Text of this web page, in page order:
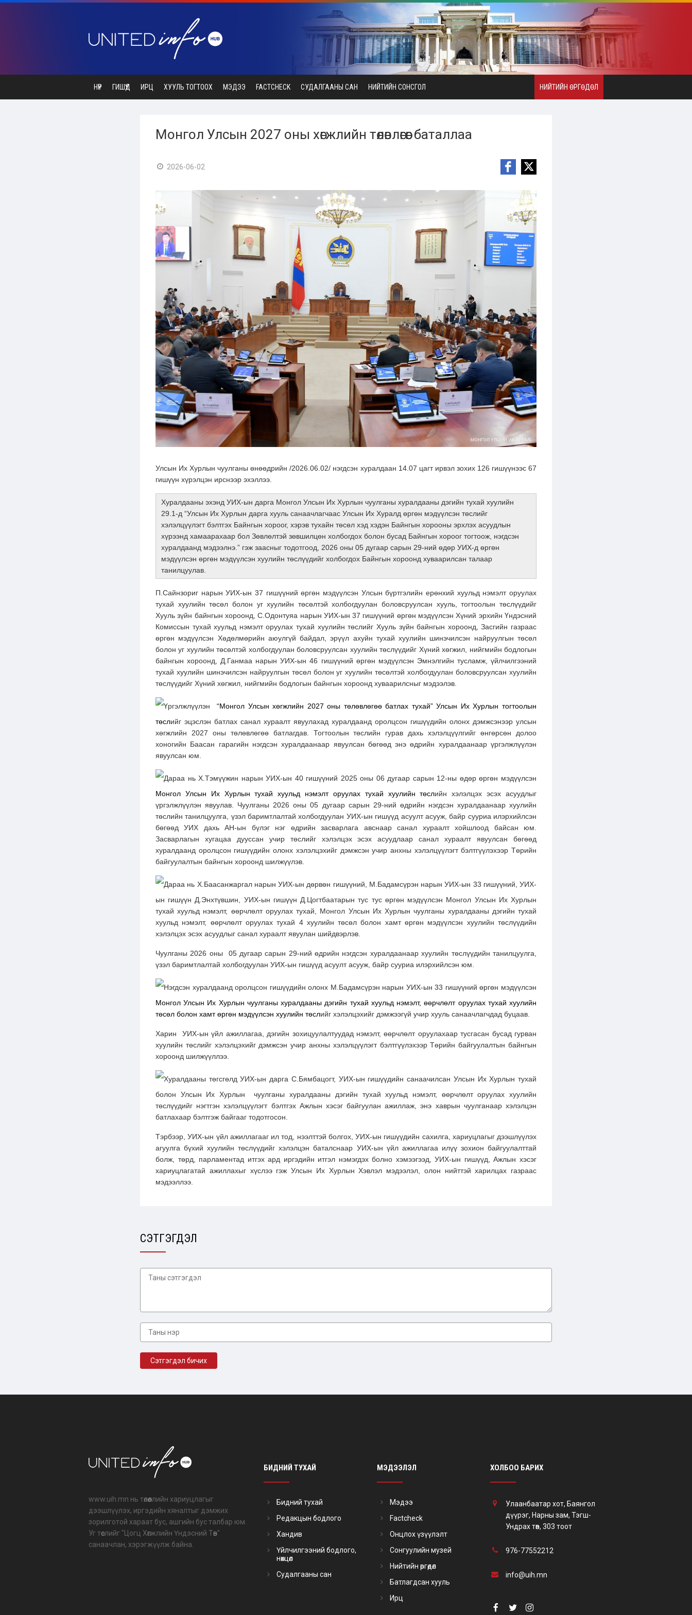
НҮҮР ГИШҮҮД ИРЦ ХУУЛЬ ТОГТООХ МЭДЭЭ FACTCHECK СУДАЛГААНЫ САН НИЙТИЙН СОНСГОЛ НИЙТИЙН ӨРГӨДӨЛ
Монгол Улсын 2027 оны хөгжлийн төлөвлөгөөг баталлаа
2026-06-02
Улсын Их Хурлын чуулганы өнөөдрийн /2026.06.02/ нэгдсэн хуралдаан 14.07 цагт ирвэл зохих 126 гишүүнээс 67
гишүүн хүрэлцэн ирснээр эхэллээ.
Хуралдааны эхэнд УИХ-ын дарга Монгол Улсын Их Хурлын чуулганы хуралдааны дэгийн тухай хуулийн
29.1-д “Улсын Их Хурлын дарга хууль санаачлагчаас Улсын Их Хуралд өргөн мэдүүлсэн төслийг
хэлэлцүүлэгт бэлтгэх Байнгын хороог, хэрэв тухайн төсөл хэд хэдэн Байнгын хорооны эрхлэх асуудлын
хүрээнд хамаарахаар бол Зөвлөлтэй зөвшилцөн холбогдох болон бусад Байнгын хороог тогтоож, нэгдсэн
хуралдаанд мэдээлнэ.” гэж заасныг тодотгоод, 2026 оны 05 дугаар сарын 29-ний өдөр УИХ-д өргөн
мэдүүлсэн өргөн мэдүүлсэн хуулийн төслүүдийг холбогдох Байнгын хороонд хуваарилсан талаар
танилцуулав.
П.Сайнзориг нарын УИХ-ын 37 гишүүний өргөн мэдүүлсэн Улсын бүртгэлийн ерөнхий хуульд нэмэлт оруулах
тухай хуулийн төсөл болон уг хуулийн төсөлтэй холбогдуулан боловсруулсан хууль, тогтоолын төслүүдийг
Хууль зүйн байнгын хороонд, С.Одонтуяа нарын УИХ-ын 37 гишүүний өргөн мэдүүлсэн Хүний эрхийн Үндэсний
Комиссын тухай хуульд нэмэлт оруулах тухай хуулийн төслийг Хууль зүйн байнгын хороонд, Засгийн газраас
өргөн мэдүүлсэн Хөдөлмөрийн аюулгүй байдал, эрүүл ахуйн тухай хуулийн шинэчилсэн найруулгын төсөл
болон уг хуулийн төсөлтэй холбогдуулан боловсруулсан хуулийн төслүүдийг Хүний хөгжил, нийгмийн бодлогын
байнгын хороонд, Д.Ганмаа нарын УИХ-ын 46 гишүүний өргөн мэдүүлсэн Эмнэлгийн тусламж, үйлчилгээний
тухай хуулийн шинэчилсэн найруулгын төсөл болон уг хуулийн төсөлтэй холбогдуулан боловсруулсан хуулийн
төслүүдийг Хүний хөгжил, нийгмийн бодлогын байнгын хороонд хуваарилсныг мэдээлэв.
Үргэлжлүүлэн“Монгол Улсын хөгжлийн 2027 оны төлөвлөгөө батлах тухай” Улсын Их Хурлын тогтоолын
төслийг эцэслэн батлах санал хураалт явуулахад хуралдаанд оролцсон гишүүдийн олонх дэмжсэнээр улсын
хөгжлийн 2027 оны төлөвлөгөө батлагдав. Тогтоолын төслийн гурав дахь хэлэлцүүлгийг өнгөрсөн долоо
хоногийн Баасан гарагийн нэгдсэн хуралдаанаар явуулсан бөгөөд энэ өдрийн хуралдаанаар үргэлжлүүлэн
явуулсан юм.
Дараа нь Х.Тэмүүжин нарын УИХ-ын 40 гишүүний 2025 оны 06 дугаар сарын 12-ны өдөр өргөн мэдүүлсэн
Монгол Улсын Их Хурлын тухай хуульд нэмэлт оруулах тухай хуулийн төслийн хэлэлцэх эсэх асуудлыг
үргэлжлүүлэн явуулав. Чуулганы 2026 оны 05 дугаар сарын 29-ний өдрийн нэгдсэн хуралдаанаар хуулийн
төслийн танилцуулга, үзэл баримтлалтай холбогдуулан УИХ-ын гишүүд асуулт асууж, байр сууриа илэрхийлсэн
бөгөөд УИХ дахь АН-ын бүлэг нэг өдрийн засварлага авснаар санал хураалт хойшлоод байсан юм.
Засварлагын хугацаа дууссан учир төслийг хэлэлцэх эсэх асуудлаар санал хураалт явуулсан бөгөөд
хуралдаанд оролцсон гишүүдийн олонх хэлэлцэхийг дэмжсэн учир анхны хэлэлцүүлэгт бэлтгүүлэхээр Төрийн
байгуулалтын байнгын хороонд шилжүүлэв.
Дараа нь Х.Баасанжаргал нарын УИХ-ын дөрвөн гишүүний, М.Бадамсүрэн нарын УИХ-ын 33 гишүүний, УИХ-
ын гишүүн Д.Энхтүвшин, УИХ-ын гишүүн Д.Цогтбаатарын тус тус өргөн мэдүүлсэн Монгол Улсын Их Хурлын
тухай хуульд нэмэлт, өөрчлөлт оруулах тухай, Монгол Улсын Их Хурлын чуулганы хуралдааны дэгийн тухай
хуульд нэмэлт, өөрчлөлт оруулах тухай 4 хуулийн төсөл болон хамт өргөн мэдүүлсэн хуулийн төслүүдийн
хэлэлцэх эсэх асуудлыг санал хураалт явуулан шийдвэрлэв.
Чуулганы 2026 оны 05 дугаар сарын 29-ний өдрийн нэгдсэн хуралдаанаар хуулийн төслүүдийн танилцуулга,
үзэл баримтлалтай холбогдуулан УИХ-ын гишүүд асуулт асууж, байр сууриа илэрхийлсэн юм.
Нэгдсэн хуралдаанд оролцсон гишүүдийн олонх М.Бадамсүрэн нарын УИХ-ын 33 гишүүний өргөн мэдүүлсэн
Монгол Улсын Их Хурлын чуулганы хуралдааны дэгийн тухай хуульд нэмэлт, өөрчлөлт оруулах тухай хуулийн
төсөл болон хамт өргөн мэдүүлсэн хуулийн төслийг хэлэлцэхийг дэмжээгүй учир хууль санаачлагчдад буцаав.
Харин УИХ-ын үйл ажиллагаа, дэгийн зохицуулалтуудад нэмэлт, өөрчлөлт оруулахаар тусгасан бусад гурван
хуулийн төслийг хэлэлцэхийг дэмжсэн учир анхны хэлэлцүүлэгт бэлтгүүлэхээр Төрийн байгуулалтын байнгын
хороонд шилжүүллээ.
Хуралдааны төгсгөлд УИХ-ын дарга С.Бямбацогт, УИХ-ын гишүүдийн санаачилсан Улсын Их Хурлын тухай
болон Улсын Их Хурлын чуулганы хуралдааны дэгийн тухай хуульд нэмэлт, өөрчлөлт оруулах хуулийн
төслүүдийг нэгтгэн хэлэлцүүлэгт бэлтгэх Ажлын хэсэг байгуулан ажиллаж, энэ хаврын чуулганаар хэлэлцэн
батлахаар бэлтгэж байгааг тодотгосон.
Тэрбээр, УИХ-ын үйл ажиллагааг ил тод, нээлттэй болгох, УИХ-ын гишүүдийн сахилга, хариуцлагыг дээшлүүлэх
агуулга бүхий хуулийн төслүүдийг хэлэлцэн баталснаар УИХ-ын үйл ажиллагаа илүү зохион байгуулалттай
болж, төрд, парламентад итгэх ард иргэдийн итгэл нэмэгдэх болно хэмээгээд, УИХ-ын гишүүд, Ажлын хэсэг
хариуцлагатай ажиллахыг хүслээ гэж Улсын Их Хурлын Хэвлэл мэдээлэл, олон нийттэй харилцах газраас
мэдээллээ.
СЭТГЭГДЭЛ
www.uih.mn нь төлөөллийн хариуцлагыг
дээшлүүлэх, иргэдийн хяналтыг дэмжих
зорилготой хараат бус, ашгийн бус талбар юм.
Уг төслийг "Цогц Хөгжлийн Үндэсний Төв"
санаачлан, хэрэгжүүлж байна.
БИДНИЙ ТУХАЙ
Бидний тухай
Редакцын бодлого
Хандив
Үйлчилгээний бодлого,
нөхцөл
Судалгааны сан
МЭДЭЭЛЭЛ
Мэдээ
Factcheck
Онцлох үзүүлэлт
Сонгуулийн музей
Нийтийн өргөдөл
Батлагдсан хууль
Ирц
ХОЛБОО БАРИХ
Улаанбаатар хот, Баянгол
дүүрэг, Нарны зам, Тэгш-
Ундрах төв, 303 тоот
976-77552212
info@uih.mn